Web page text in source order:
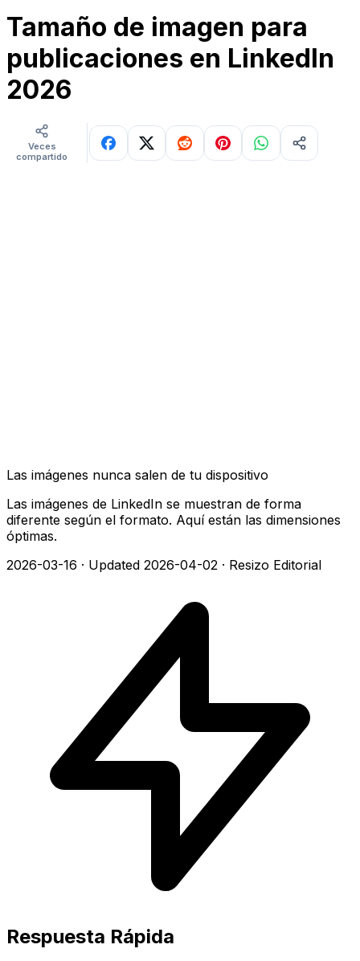
Tamaño de imagen para
publicaciones en LinkedIn
2026
Veces
compartido
Las imágenes nunca salen de tu dispositivo
Las imágenes de LinkedIn se muestran de forma
diferente según el formato. Aquí están las dimensiones
óptimas.
2026-03-16 · Updated 2026-04-02 · Resizo Editorial
Respuesta Rápida